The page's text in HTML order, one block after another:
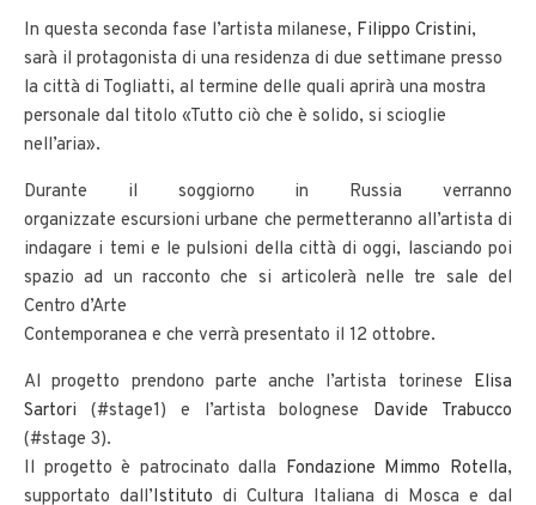
In questa seconda fase l’artista milanese, Filippo Cristini,
sarà il protagonista di una residenza di due settimane presso
la città di Togliatti, al termine delle quali aprirà una mostra
personale dal titolo «Tutto ciò che è solido, si scioglie
nell’aria».
Durante il soggiorno in Russia verranno
organizzate escursioni urbane che permetteranno all’artista di
indagare i temi e le pulsioni della città di oggi, lasciando poi
spazio ad un racconto che si articolerà nelle tre sale del
Centro d’Arte
Contemporanea e che verrà presentato il 12 ottobre.
Al progetto prendono parte anche l’artista torinese Elisa
Sartori (#stage1) e l’artista bolognese Davide Trabucco
(#stage 3).
Il progetto è patrocinato dalla Fondazione Mimmo Rotella,
supportato dall’Istituto di Cultura Italiana di Mosca e dal